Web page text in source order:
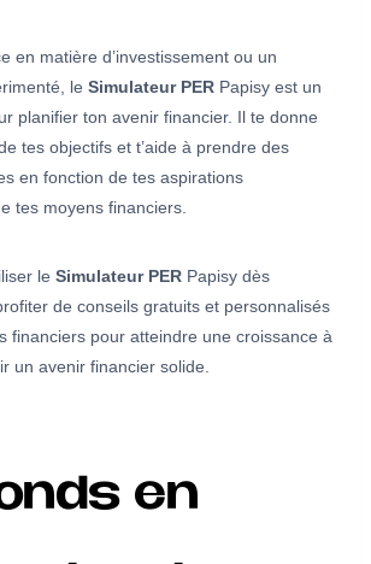
en matière d’investissement ou un
le Simulateur PER Papisy est un
planifier ton avenir financier. Il te donne
tes objectifs et t’aide à prendre des
en fonction de tes aspirations
tes moyens financiers.
le Simulateur PER Papisy dès
de conseils gratuits et personnalisés
financiers pour atteindre une croissance à
un avenir financier solide.
en